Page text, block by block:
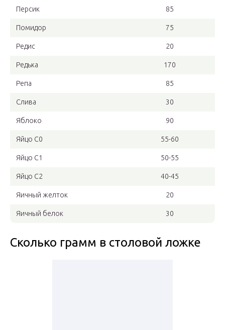
Персик 85
Помидор 75
Редис 20
Редька 170
Репа 85
Слива 30
Яблоко 90
Яйцо С0 55-60
Яйцо С1 50-55
Яйцо С2 40-45
Яичный желток 20
Яичный белок 30
Сколько грамм в столовой ложке